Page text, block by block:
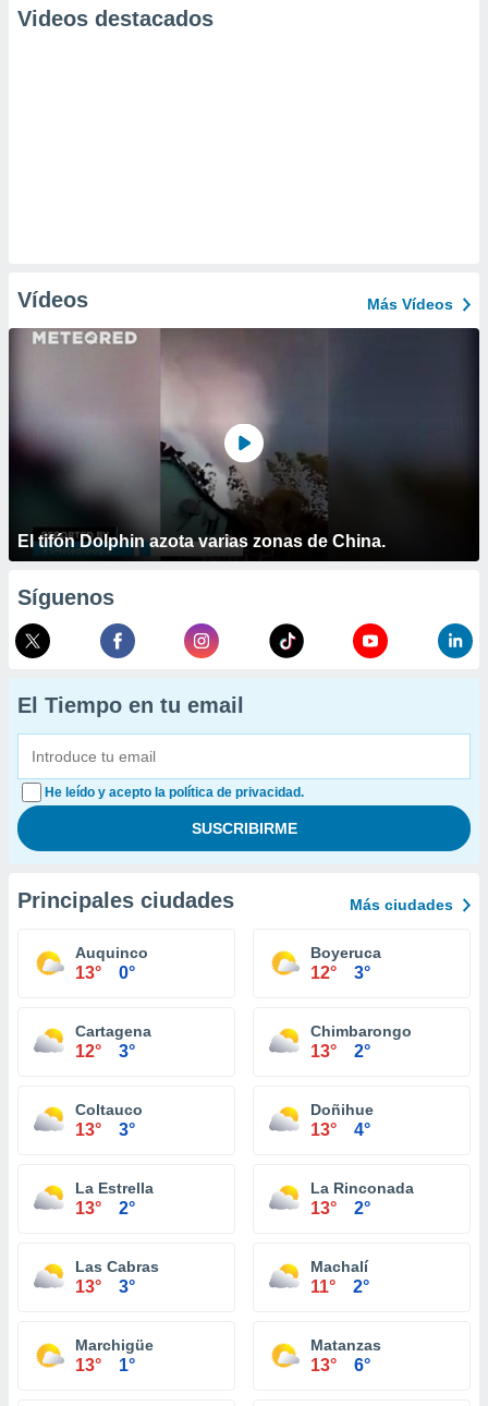
Videos destacados
Vídeos Más Vídeos
El tifón Dolphin azota varias zonas de China.
Síguenos
El Tiempo en tu email
He leído y acepto la política de privacidad.
Principales ciudades Más ciudades
Auquinco
13° 0°
Boyeruca
12° 3°
Cartagena
12° 3°
Chimbarongo
13° 2°
Coltauco
13° 3°
Doñihue
13° 4°
La Estrella
13° 2°
La Rinconada
13° 2°
Las Cabras
13° 3°
Machalí
11° 2°
Marchigüe
13° 1°
Matanzas
13° 6°